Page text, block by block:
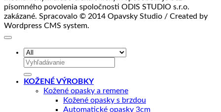
písomného povolenia spoločnosti ODIS STUDIO s.r.o.
zakázané. Spracovalo © 2014 Opavsky Studio / Created by
Wordpress CMS system.
Hľadať:
KOŽENÉ VÝROBKY
Kožené opasky a remene
Kožené opasky s brzdou
Automatické opasky 3cm